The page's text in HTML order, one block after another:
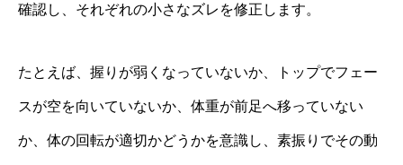
確認し、それぞれの小さなズレを修正します。
たとえば、握りが弱くなっていないか、トップでフェー
スが空を向いていないか、体重が前足へ移っていない
か、体の回転が適切かどうかを意識し、素振りでその動